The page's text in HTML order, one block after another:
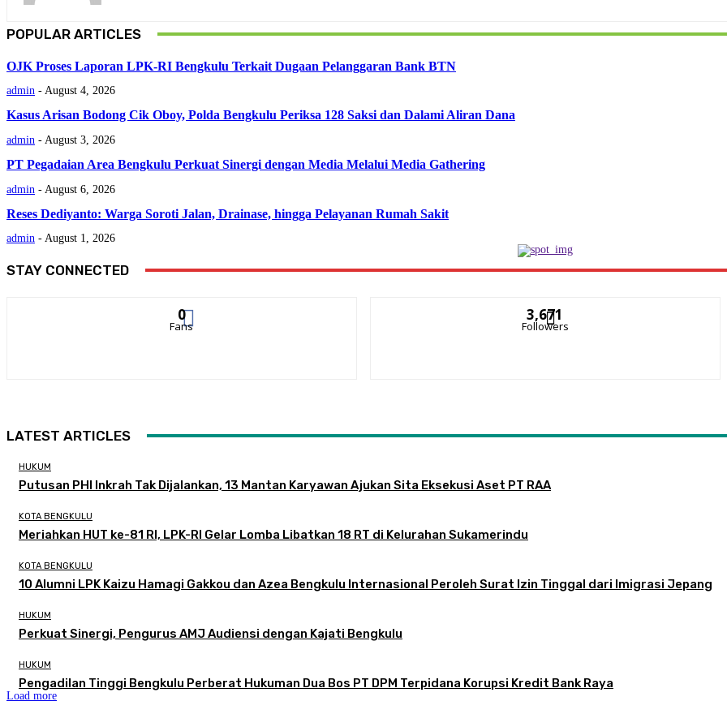
POPULAR ARTICLES
OJK Proses Laporan LPK-RI Bengkulu Terkait Dugaan Pelanggaran Bank BTN
admin - August 4, 2026
Kasus Arisan Bodong Cik Oboy, Polda Bengkulu Periksa 128 Saksi dan Dalami Aliran Dana
admin - August 3, 2026
PT Pegadaian Area Bengkulu Perkuat Sinergi dengan Media Melalui Media Gathering
admin - August 6, 2026
Reses Dediyanto: Warga Soroti Jalan, Drainase, hingga Pelayanan Rumah Sakit
admin - August 1, 2026
STAY CONNECTED
0
Fans
3,671
Followers
LATEST ARTICLES
HUKUM
Putusan PHI Inkrah Tak Dijalankan, 13 Mantan Karyawan Ajukan Sita Eksekusi Aset PT RAA
KOTA BENGKULU
Meriahkan HUT ke-81 RI, LPK-RI Gelar Lomba Libatkan 18 RT di Kelurahan Sukamerindu
KOTA BENGKULU
‎10 Alumni LPK Kaizu Hamagi Gakkou dan Azea Bengkulu Internasional Peroleh Surat Izin Tinggal dari Imigrasi Jepang
HUKUM
Perkuat Sinergi, Pengurus AMJ Audiensi dengan Kajati Bengkulu
HUKUM
Pengadilan Tinggi Bengkulu Perberat Hukuman Dua Bos PT DPM Terpidana Korupsi Kredit Bank Raya
Load more